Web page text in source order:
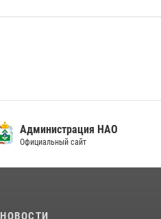
Администрация НАО
Официальный сайт
НОВОСТИ